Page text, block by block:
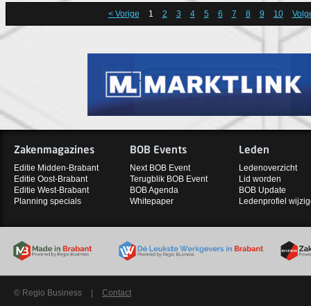
< Vorige 1 2 3 4 5 6 7 8 9 10
Zakenmagazines
Editie Midden-Brabant
Editie Oost-Brabant
Editie West-Brabant
Planning specials
BOB Events
Next BOB Event
Terugblik BOB Event
BOB Agenda
Whitepaper
Leden
Ledenoverzicht
Lid worden
BOB Update
Ledenprofiel
© Regio Business Contact